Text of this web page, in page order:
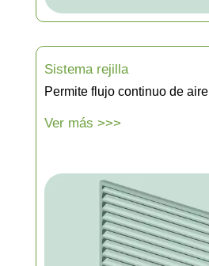
Sistema rejilla
Permite flujo continuo de aire
Ver más >>>